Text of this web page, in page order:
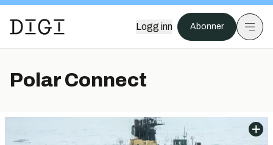
Logg inn Abonner
Polar Connect